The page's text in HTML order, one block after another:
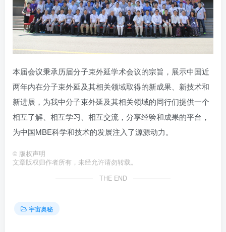
本届会议秉承历届分子束外延学术会议的宗旨，展示中国近
两年内在分子束外延及其相关领域取得的新成果、新技术和
新进展，为我中分子束外延及其相关领域的同行们提供一个
相互了解、相互学习、相互交流，分享经验和成果的平台，
为中国MBE科学和技术的发展注入了源源动力。
© 版权声明
文章版权归作者所有，未经允许请勿转载。
THE END
宇宙奥秘